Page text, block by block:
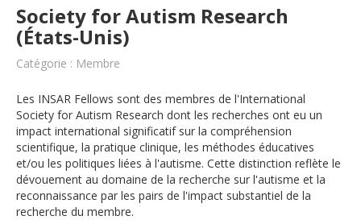
Society for Autism Research
(États-Unis)
Catégorie : Membre
Les INSAR Fellows sont des membres de l'International
Society for Autism Research dont les recherches ont eu un
impact international significatif sur la compréhension
scientifique, la pratique clinique, les méthodes éducatives
et/ou les politiques liées à l'autisme. Cette distinction reflète le
dévouement au domaine de la recherche sur l'autisme et la
reconnaissance par les pairs de l'impact substantiel de la
recherche du membre.